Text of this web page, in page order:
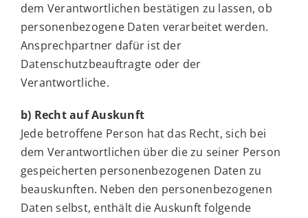
dem Verantwortlichen bestätigen zu lassen, ob
personenbezogene Daten verarbeitet werden.
Ansprechpartner dafür ist der
Datenschutzbeauftragte oder der
Verantwortliche.
b) Recht auf Auskunft
Jede betroffene Person hat das Recht, sich bei
dem Verantwortlichen über die zu seiner Person
gespeicherten personenbezogenen Daten zu
beauskunften. Neben den personenbezogenen
Daten selbst, enthält die Auskunft folgende